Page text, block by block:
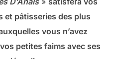
et pâtisseries des plus
vous n’avez
petites faims avec ses